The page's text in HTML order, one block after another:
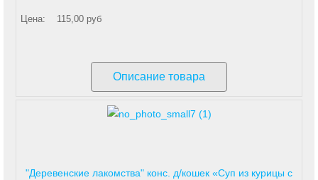
Цена: 115,00 руб
Описание товара
"Деревенские лакомства" конс. д/кошек «Суп из курицы с